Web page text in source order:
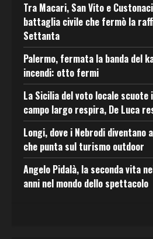
Tra Macari, San Vito e
battaglia civile che fermò la
Settanta
Palermo, fermata la banda del
incendi: otto fermi
La Sicilia del voto locale
campo largo respira, De Luca
Longi, dove i Nebrodi diventano
che punta sul turismo outdoor
Angelo Pidalà, la seconda vita
anni nel mondo dello spettacolo